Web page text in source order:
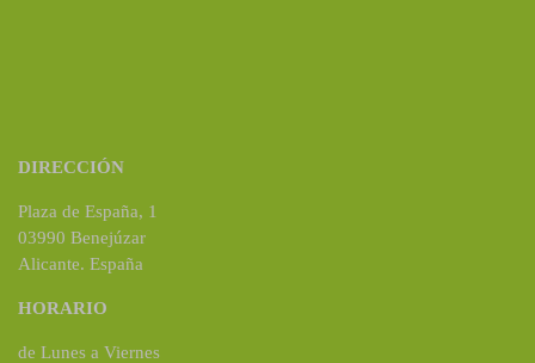
DIRECCIÓN
Plaza de España, 1
03990 Benejúzar
Alicante. España
HORARIO
de Lunes a Viernes